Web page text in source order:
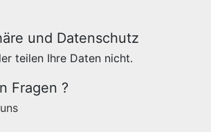
und Datenschutz
teilen Ihre Daten nicht.
Fragen ?